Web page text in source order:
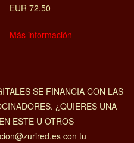
EUR 72.50
Más información
SE FINANCIA CON LAS
¿QUIERES UNA
ESTE U OTROS
con tu